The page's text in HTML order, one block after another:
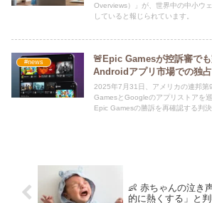
Overviews）」が、世界中の中小ウ
していると報じられています。
#news
🚨Epic Gamesが控訴審で
Androidアプリ市場での独
2025年7月31日、アメリカの連邦第
GamesとGoogleのアプリストアを
Epic Gamesの勝訴を再確認する判決
👶 赤ちゃんの泣き
的に熱くする」と